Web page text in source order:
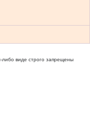
либо виде строго запрещены